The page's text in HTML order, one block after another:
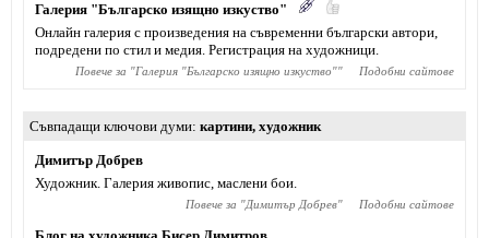
Галерия "Българско изящно изкуство"
Онлайн галерия с произведения на съвременни български автори,
подредени по стил и медия. Регистрация на художници.
Повече за "Галерия "Българско изящно изкуство"" Подобни сайтове
Съвпадащи ключови думи картини, художник
Димитър Добрев
Художник. Галерия живопис, маслени бои.
Повече за "Димитър Добрев" Подобни сайтове